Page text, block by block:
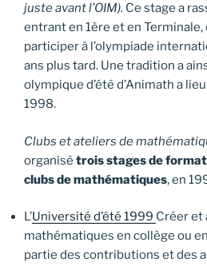
juste avant l’OIM). Ce stage a
entrant en 1ère et en
participer à l’olympiade
ans plus tard. Une tradition a
olympique d’été d’Animath a
1998.
Clubs et ateliers de
organisé trois stages de
clubs de mathématiques, en
L’Université d’été 1999 Créer et
mathématiques en collège ou
partie des contributions et des